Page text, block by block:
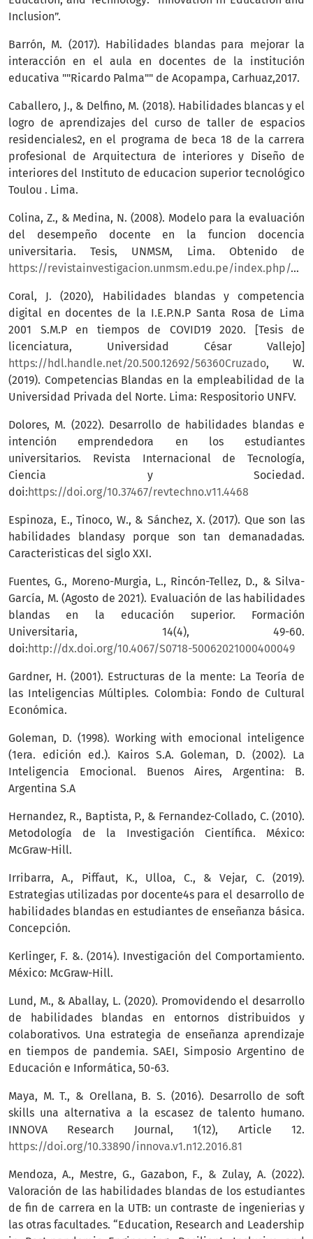
Inclusion”.
Barrón, M. (2017). Habilidades blandas para mejorar la
interacción en el aula en docentes de la institución
educativa ""Ricardo Palma"" de Acopampa, Carhuaz,2017.
Caballero, J., & Delfino, M. (2018). Habilidades blancas y el
logro de aprendizajes del curso de taller de espacios
residenciales2, en el programa de beca 18 de la carrera
profesional de Arquitectura de interiores y Diseño de
interiores del Instituto de educacion superior tecnológico
Toulou . Lima.
Colina, Z., & Medina, N. (2008). Modelo para la evaluación
del desempeño docente en la funcion docencia
universitaria. Tesis, UNMSM, Lima. Obtenido de
https://revistainvestigacion.unmsm.edu.pe/index.php/educa/article/view/3867
Coral, J. (2020), Habilidades blandas y competencia
digital en docentes de la I.E.P.N.P Santa Rosa de Lima
2001 S.M.P en tiempos de COVID19 2020. [Tesis de
licenciatura, Universidad César Vallejo]
https://hdl.handle.net/20.500.12692/56360Cruzado, W.
(2019). Competencias Blandas en la empleabilidad de la
Universidad Privada del Norte. Lima: Respositorio UNFV.
Dolores, M. (2022). Desarrollo de habilidades blandas e
intención emprendedora en los estudiantes
universitarios. Revista Internacional de Tecnología,
Ciencia y Sociedad.
doi: https://doi.org/10.37467/revtechno.v11.4468
Espinoza, E., Tinoco, W., & Sánchez, X. (2017). Que son las
habilidades blandasy porque son tan demanadadas.
Caracteristicas del siglo XXI.
Fuentes, G., Moreno-Murgia, L., Rincón-Tellez, D., & Silva-
García, M. (Agosto de 2021). Evaluación de las habilidades
blandas en la educación superior. Formación
Universitaria, 14(4), 49-60.
doi: http://dx.doi.org/10.4067/S0718-50062021000400049
Gardner, H. (2001). Estructuras de la mente: La Teoría de
las Inteligencias Múltiples. Colombia: Fondo de Cultural
Económica.
Goleman, D. (1998). Working with emocional inteligence
(1era. edición ed.). Kairos S.A. Goleman, D. (2002). La
Inteligencia Emocional. Buenos Aires, Argentina: B.
Argentina S.A
Hernandez, R., Baptista, P., & Fernandez-Collado, C. (2010).
Metodología de la Investigación Científica. México:
McGraw-Hill.
Irribarra, A., Piffaut, K., Ulloa, C., & Vejar, C. (2019).
Estrategias utilizadas por docente4s para el desarrollo de
habilidades blandas en estudiantes de enseñanza básica.
Concepción.
Kerlinger, F. &. (2014). Investigación del Comportamiento.
México: McGraw-Hill.
Lund, M., & Aballay, L. (2020). Promovidendo el desarrollo
de habilidades blandas en entornos distribuidos y
colaborativos. Una estrategia de enseñanza aprendizaje
en tiempos de pandemia. SAEI, Simposio Argentino de
Educación e Informática, 50-63.
Maya, M. T., & Orellana, B. S. (2016). Desarrollo de soft
skills una alternativa a la escasez de talento humano.
INNOVA Research Journal, 1(12), Article 12.
https://doi.org/10.33890/innova.v1.n12.2016.81
Mendoza, A., Mestre, G., Gazabon, F., & Zulay, A. (2022).
Valoración de las habilidades blandas de los estudiantes
de fin de carrera en la UTB: un contraste de ingenierias y
las otras facultades. “Education, Research and Leadership